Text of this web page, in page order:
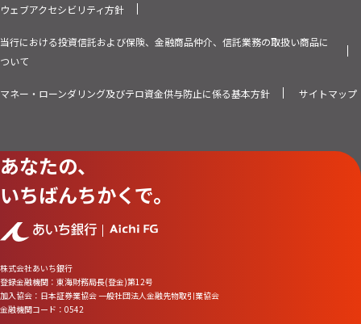
あなたの、
いちばんちかくで。
株式会社あいち銀行
登録金融機関：東海財務局長(登金)第12号
加入協会：日本証券業協会 一般社団法人金融先物取引業協会
金融機関コード：0542
ウェブアクセシビリティ方針
当行における投資信託および保険、金融商品仲介、信託業務の取扱い商品に
ついて
マネー・ローンダリング及びテロ資金供与防止に係る基本方針 サイトマップ